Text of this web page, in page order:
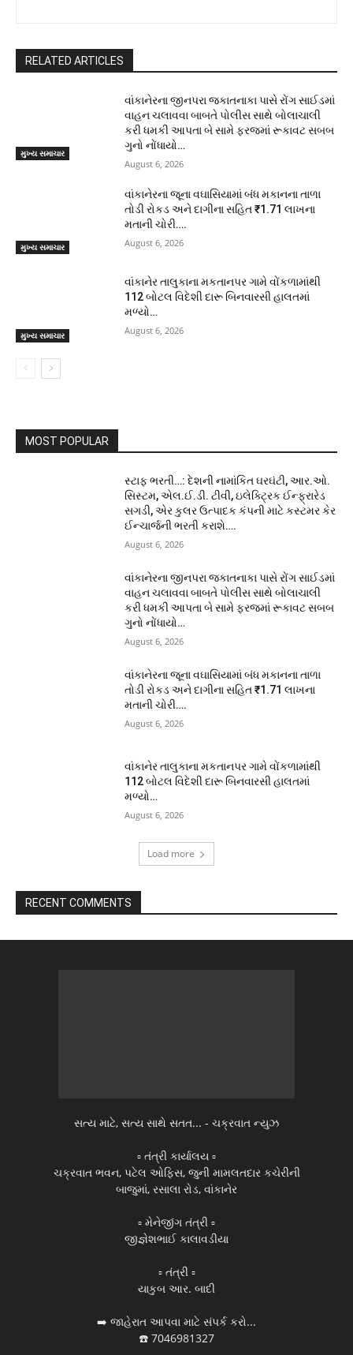
RELATED ARTICLES
મુખ્ય સમાચાર
વાંકાનેરના જીનપરા જકાતનાકા પાસે રોંગ સાઈડમાં
વાહન ચલાવવા બાબતે પોલીસ સાથે બોલાચાલી
કરી ધમકી આપતા બે સામે ફરજમાં રૂકાવટ સબબ
ગુનો નોંધાયો…
August 6, 2026
મુખ્ય સમાચાર
વાંકાનેરના જૂના વઘાસિયામાં બંધ મકાનના તાળા
તોડી રોકડ અને દાગીના સહિત ₹1.71 લાખના
મતાની ચોરી….
August 6, 2026
મુખ્ય સમાચાર
વાંકાનેર તાલુકાના મકતાનપર ગામે વોંકળામાંથી
112 બોટલ વિદેશી દારૂ બિનવારસી હાલતમાં
મળ્યો…
August 6, 2026
MOST POPULAR
સ્ટાફ ભરતી…: દેશની નામાંકિત ઘરઘંટી, આર.ઓ.
સિસ્ટમ, એલ.ઈ.ડી. ટીવી, ઇલેક્ટ્રિક ઈન્ફ્રારેડ
સગડી, એર કુલર ઉત્પાદક કંપની માટે કસ્ટમર કેર
ઈન્ચાર્જની ભરતી કરાશે….
August 6, 2026
વાંકાનેરના જીનપરા જકાતનાકા પાસે રોંગ સાઈડમાં
વાહન ચલાવવા બાબતે પોલીસ સાથે બોલાચાલી
કરી ધમકી આપતા બે સામે ફરજમાં રૂકાવટ સબબ
ગુનો નોંધાયો…
August 6, 2026
વાંકાનેરના જૂના વઘાસિયામાં બંધ મકાનના તાળા
તોડી રોકડ અને દાગીના સહિત ₹1.71 લાખના
મતાની ચોરી….
August 6, 2026
વાંકાનેર તાલુકાના મકતાનપર ગામે વોંકળામાંથી
112 બોટલ વિદેશી દારૂ બિનવારસી હાલતમાં
મળ્યો…
August 6, 2026
Load more
RECENT COMMENTS
સત્ય માટે, સત્ય સાથે સતત... - ચક્રવાત ન્યુઝ
▫️ તંત્રી કાર્યાલય ▫️
ચક્રવાત ભવન, પટેલ ઓફિસ, જુની મામલતદાર કચેરીની
બાજુમાં, રસાલા રોડ, વાંકાનેર
▫️ મેનેજીંગ તંત્રી ▫️
જીજ્ઞેશભાઈ કાલાવડીયા
▫️ તંત્રી ▫️
યાકુબ આર. બાદી
➡️ જાહેરાત આપવા માટે સંપર્ક કરો...
☎️ 7046981327